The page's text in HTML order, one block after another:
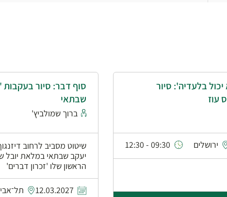
בלעדיה': סיור
עוז
ירושלים 09:30 - 12:30
סוף דבר: סיור בעקבות
שבתאי
ברוך שמולביץ'
שיטוט מסביב לרחוב
יעקב שבתאי במלאת יובל
הראשון שלו 'זכרון דברים'
12.03.2027